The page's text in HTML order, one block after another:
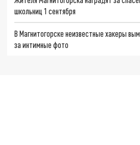
школьниц 1 сентября
В Магнитогорске неизвестные хакеры
за интимные фото